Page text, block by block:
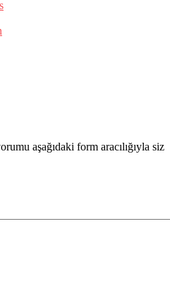
aşağıdaki form aracılığıyla siz